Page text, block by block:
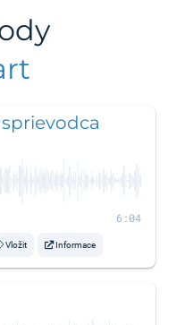
6:04
Vložit Informace